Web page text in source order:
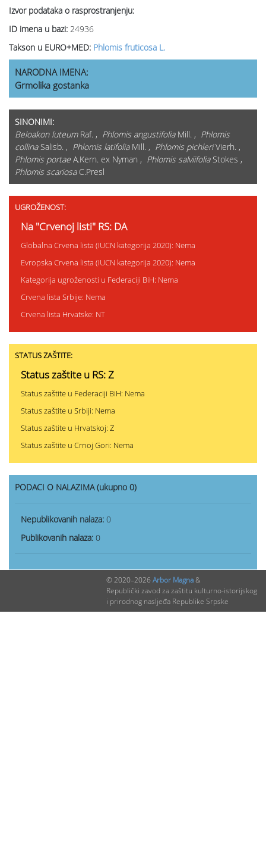
Izvor podataka o rasprostranjenju:
ID imena u bazi: 24936
Takson u EURO+MED: Phlomis fruticosa L.
NARODNA IMENA:
Grmolika gostanka
SINONIMI:
Beloakon luteumRaf. , Phlomis angustifoliaMill. , Phlomis
collinaSalisb. , Phlomis latifoliaMill. , Phlomis pichleriVierh. ,
Phlomis portae A.Kern. ex Nyman , Phlomis salviifoliaStokes ,
Phlomis scariosaC.Presl
UGROŽENOST:
Na "Crvenoj listi" RS: DA
Globalna Crvena lista (IUCN kategorija 2020): Nema
Evropska Crvena lista (IUCN kategorija 2020): Nema
Kategorija ugroženosti u Federaciji BiH: Nema
Crvena lista Srbije: Nema
Crvena lista Hrvatske: NT
STATUS ZAŠTITE:
Status zaštite u RS: Z
Status zaštite u Federaciji BiH: Nema
Status zaštite u Srbiji: Nema
Status zaštite u Hrvatskoj: Z
Status zaštite u Crnoj Gori: Nema
PODACI O NALAZIMA (ukupno 0)
Nepublikovanih nalaza: 0
Publikovanih nalaza: 0
© 2020–2026 Arbor Magna&
Republički zavod za zaštitu kulturno-istorijskog
i prirodnog nasljeđa Republike Srpske